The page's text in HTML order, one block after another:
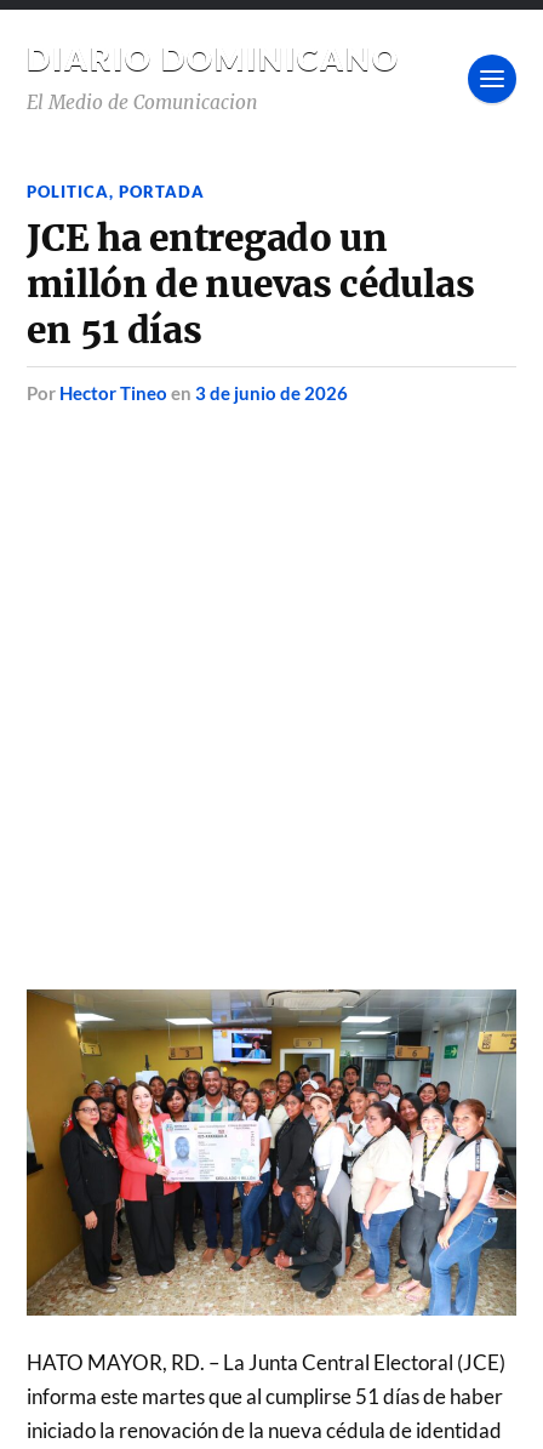
DIARIO DOMINICANO
El Medio de Comunicacion
POLITICA,PORTADA
JCE ha entregado un
millón de nuevas cédulas
en 51 días
por Hector Tineo en3 de junio de 2026
HATO MAYOR, RD. – La Junta Central Electoral (JCE)
informa este martes que al cumplirse 51 días de haber
iniciado la renovación de la nueva cédula de identidad